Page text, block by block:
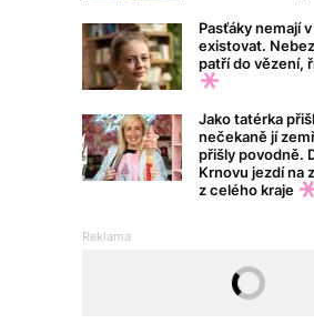
Pasťáky nemají
existovat.
patří do vězení,
Jako tatérka
nečekaně jí
přišly povodně.
Krnovu jezdí na
z celého kraje